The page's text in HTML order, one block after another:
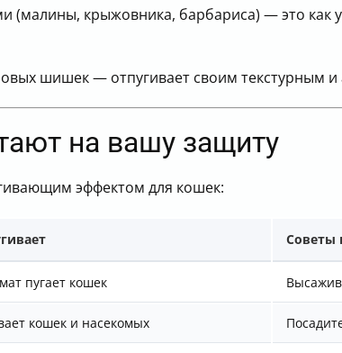
крыжовника, барбариса) — это как
шишек — отпугивает своим текстурным
на вашу защиту
эффектом для кошек:
Советы
пугает кошек
кошек и насекомых